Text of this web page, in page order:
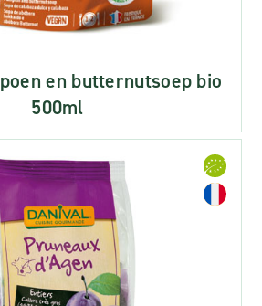
en butternutsoep bio
500ml